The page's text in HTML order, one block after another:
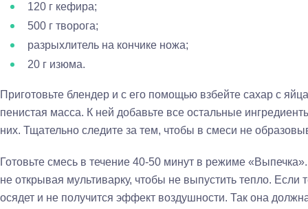
120 г кефира;
500 г творога;
разрыхлитель на кончике ножа;
20 г изюма.
Приготовьте блендер и с его помощью взбейте сахар с
пенистая масса. К ней добавьте все остальные
них. Тщательно следите за тем, чтобы в смеси не
Готовьте смесь в течение 40-50 минут в режиме
не открывая мультиварку, чтобы не выпустить тепло. Если
осядет и не получится эффект воздушности. Так она